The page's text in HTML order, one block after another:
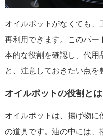
オイルポットがなくても、
再利用できます。このパー
本的な役割を確認し、代用
と、注意しておきたい点を
オイルポットの役割とは
オイルポットは、揚げ物に
の道具です。油の中には、